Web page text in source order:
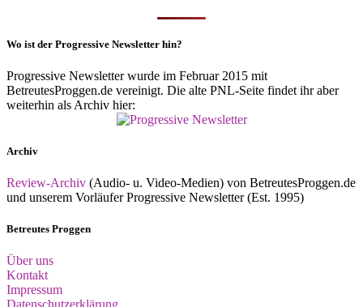
Wo ist der Progressive Newsletter hin?
Progressive Newsletter wurde im Februar 2015 mit
BetreutesProggen.de vereinigt. Die alte PNL-Seite findet ihr aber
weiterhin als Archiv hier:
Archiv
Review-Archiv (Audio- u. Video-Medien) von BetreutesProggen.de
und unserem Vorläufer Progressive Newsletter (Est. 1995)
Betreutes Proggen
Über uns
Kontakt
Impressum